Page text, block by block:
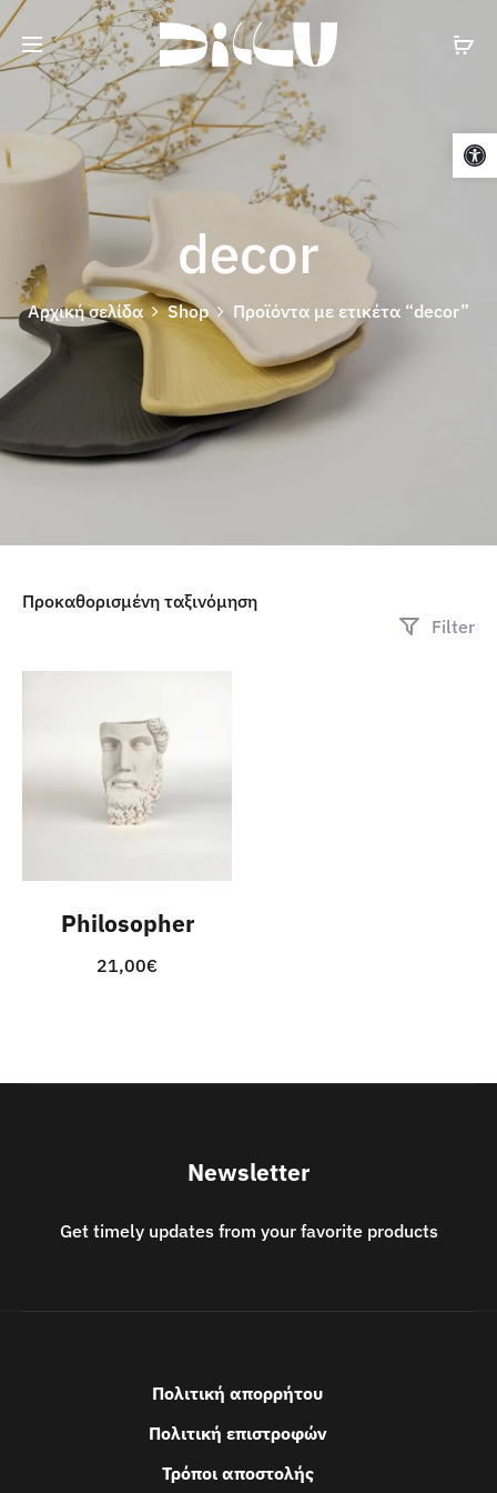
Cart
decor
Αρχική σελίδα Shop Προϊόντα με ετικέτα “decor”
Filter
Philosopher
21,00€
Newsletter
Get timely updates from your favorite products
Πολιτική απορρήτου
Πολιτική επιστροφών
Τρόποι αποστολής
Ανοίξτε τη γραμμή εργαλείων